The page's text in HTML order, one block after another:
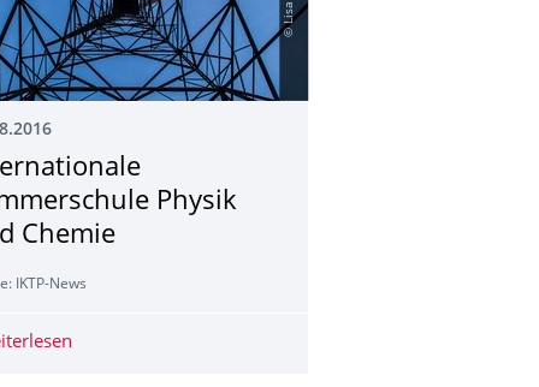
in Dresden
Physik
Chemie
IKTP-News